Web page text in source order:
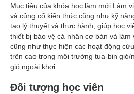
Mục tiêu của khóa học làm mới Làm
và củng cố kiến thức cũng như kỹ
tạo lý thuyết và thực hành, giúp học
thiết bị bảo vệ cá nhân cơ bản và làm
cũng như thực hiện các hoạt động
trên cao trong môi trường tua-bin gió/
gió ngoài khơi.
Đối tượng học viên